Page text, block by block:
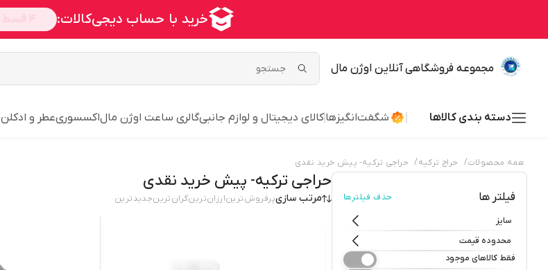
مجموعه فروشگاهی آنلاین اوژن مال
دسته بندی کالاها شگفت‌انگیزهاکالای دیجیتال و لوازم جانبیگالری ساعت اوژن مالاکسسوریعطر و ادکلن
همه محصولات/ حراج ترکیه/ حراجی ترکیه- پیش خرید نقدی
فیلتر ها حذف فیلترها
سایز
محدوده قیمت
فقط کالاهای موجود
حراجی ترکیه- پیش خرید نقدی
مرتب سازیپرفروش‌ترینارزان‌ترینگران‌ترینجدید‌ترین